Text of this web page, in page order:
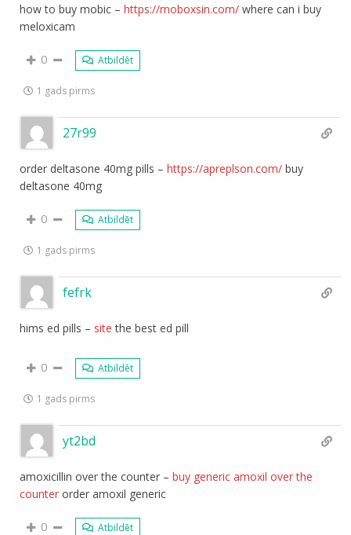
how to buy mobic –https://moboxsin.com/ where can i buy
meloxicam
0 Atbildēt
1 gads pirms
27r99
order deltasone 40mg pills –https://apreplson.com/ buy
deltasone 40mg
0 Atbildēt
1 gads pirms
fefrk
hims ed pills – site the best ed pill
0 Atbildēt
1 gads pirms
yt2bd
amoxicillin over the counter –buy generic amoxil over the
counter order amoxil generic
0 Atbildēt